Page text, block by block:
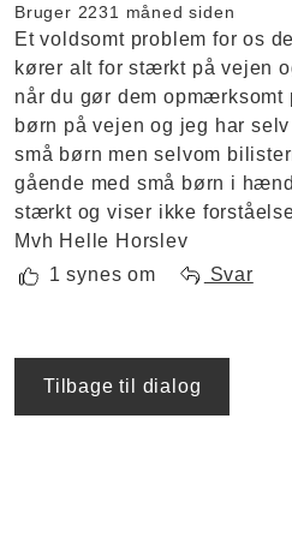
Bruger 2231 måned siden
Et voldsomt problem for os
kører alt for stærkt på vejen
når du gør dem opmærksomt
børn på vejen og jeg har
små børn men selvom
gående med små børn i
stærkt og viser ikke
Mvh Helle Horslev
1 synes om
Svar
Tilbage til dialog